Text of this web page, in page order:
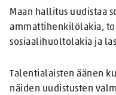
Maan hallitus uudistaa
ammattihenkilölakia,
sosiaalihuoltolakia ja
Talentialaisten äänen
näiden uudistusten